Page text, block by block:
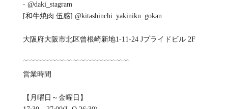
- @daki_stagram
[和牛焼肉 伍感] @kitashinchi_yakiniku_gokan
大阪府大阪市北区曾根崎新地1-11-24 Jプライドビル 2F
﹋﹋﹋﹋﹋﹋﹋﹋﹋﹋﹋﹋﹋﹋﹋
営業時間
【月曜日～金曜日】